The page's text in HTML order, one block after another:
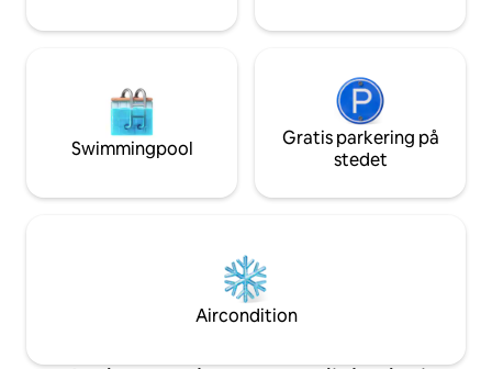
Swimmingpool
Gratis parkering på
stedet
Aircondition